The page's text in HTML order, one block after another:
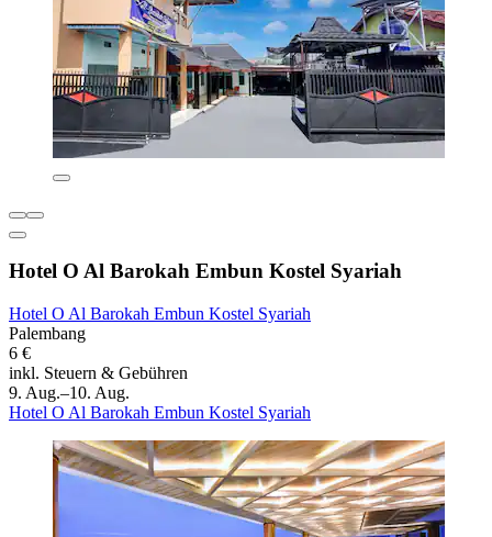
Hotel O Al Barokah Embun Kostel Syariah
Hotel O Al Barokah Embun Kostel Syariah
Palembang
6 €
inkl. Steuern & Gebühren
9. Aug.–10. Aug.
Hotel O Al Barokah Embun Kostel Syariah